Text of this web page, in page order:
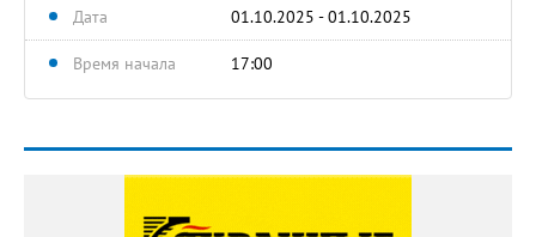
Дата 01.10.2025 - 01.10.2025
Время начала 17:00